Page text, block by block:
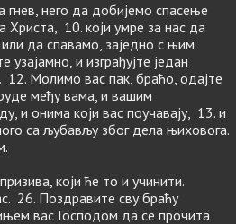
гнев, него да добијемо спасење
Христа, 10. који умре за нас да
да спавамо, заједно с њим
и изграђујте један
12. Молимо вас пак, браћо, одајте
међу вама, и вашим
и онима који вас поучавају, 13. и
са љубављу због дела њиховога.
који ће то и учинити.
26. Поздравите сву браћу
вас Господом да се прочита